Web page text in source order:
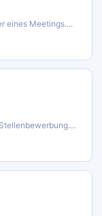
eines Meetings....